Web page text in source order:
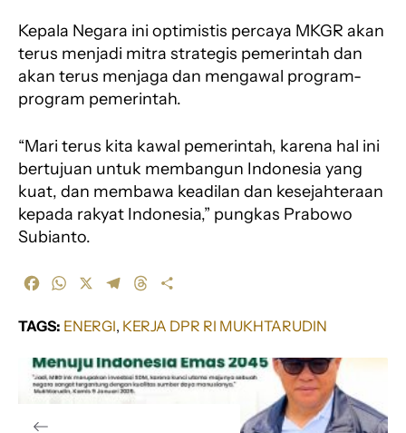
Kepala Negara ini optimistis percaya MKGR akan
terus menjadi mitra strategis pemerintah dan
akan terus menjaga dan mengawal program-
program pemerintah.
“Mari terus kita kawal pemerintah, karena hal ini
bertujuan untuk membangun Indonesia yang
kuat, dan membawa keadilan dan kesejahteraan
kepada rakyat Indonesia,” pungkas Prabowo
Subianto.
c
b
o
k
W
a
s
A
l
g
r
a
r
a
d
a
e
TAGS: ENERGI, KERJA DPR RI MUKHTARUDIN